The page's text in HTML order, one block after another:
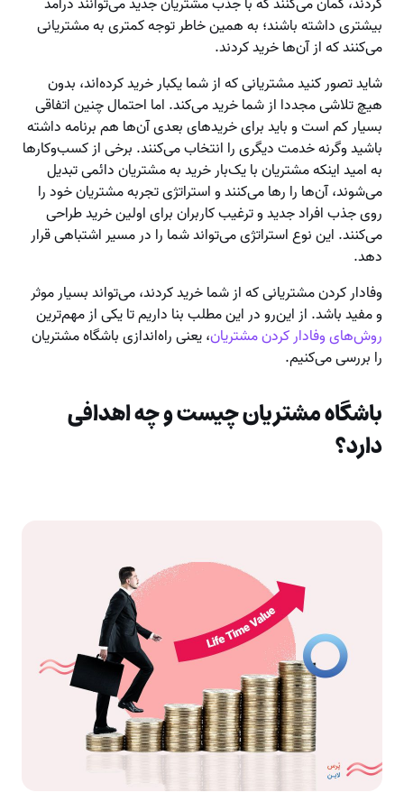
بیشتری داشته باشند؛ به همین خاطر توجه کمتری به مشتریانی
می‌کنند که از آن‌ها خرید کردند.
شاید تصور کنید مشتریانی که از شما یکبار خرید کرده‌اند، بدون
هیچ تلاشی مجددا از شما خرید می‌کند. اما احتمال چنین اتفاقی
بسیار کم است و باید برای خریدهای بعدی آن‌ها هم برنامه داشته
باشید وگرنه خدمت دیگری را انتخاب می‌کنند. برخی از کسب‌وکارها
به امید اینکه مشتریان با یک‌بار خرید به مشتریان دائمی تبدیل
می‌شوند، آن‌ها را رها می‌کنند و استراتژی تجربه مشتریان خود را
روی جذب افراد جدید و ترغیب کاربران برای اولین خرید طراحی
می‌کنند. این نوع استراتژی می‌تواند شما را در مسیر اشتباهی قرار
دهد.
وفادار کردن مشتریانی که از شما خرید کردند، می‌تواند بسیار موثر
و مفید باشد. از این‌رو در این مطلب بنا داریم تا یکی از مهم‌ترین
روش‌های وفادار کردن مشتریان، یعنی راه‌اندازی باشگاه مشتریان
را بررسی می‌کنیم.
باشگاه مشتریان چیست و چه اهدافی
دارد؟